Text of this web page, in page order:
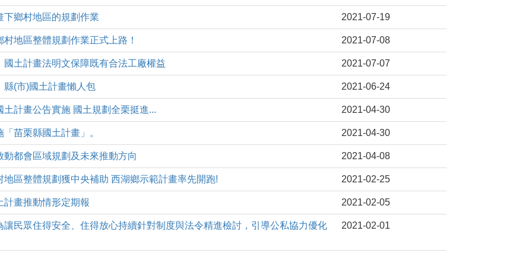
下鄉村地區的規劃作業 2021-07-19
地區整體規劃作業正式上路！ 2021-07-08
國土計畫法明文保障既有合法工廠權益 2021-07-07
縣(市)國土計畫懶人包 2021-06-24
土計畫公告實施 國土規劃全栗挺進... 2021-04-30
苗栗縣國土計畫」。 2021-04-30
動都會區域規劃及未來推動方向 2021-04-08
地區整體規劃獲中央補助 西湖鄉示範計畫率先開跑! 2021-02-25
計畫推動情形定期報 2021-02-05
讓民眾住得安全、住得放心持續針對制度與法令精進檢討，引導公私協力優化
2021-02-01